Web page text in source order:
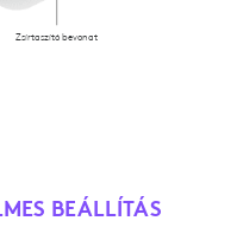
Zsírtaszító bevonat
BEÁLLÍTÁS